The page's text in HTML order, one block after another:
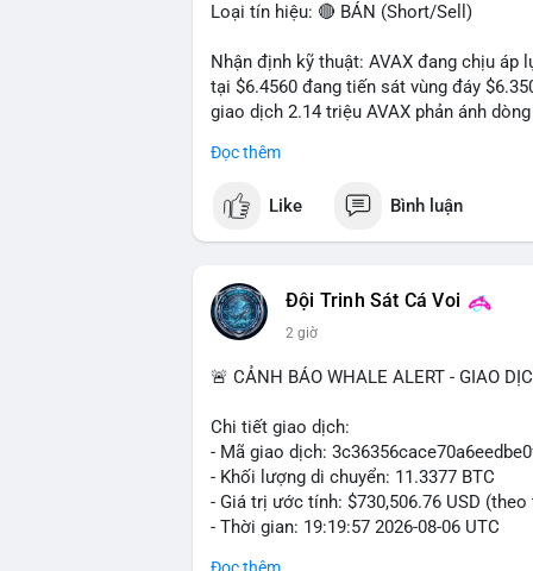
Loại tín hiệu: 🔴 BÁN (Short/Sell)
Nhận định kỹ thuật: AVAX đang chịu áp
tại $6.4560 đang tiến sát vùng đáy
giao dịch 2.14 triệu AVAX phản ánh
- Vùng Entry: $6.4500 - $6.4800
- Mục tiêu chốt lời (Take Profit - TP):
Lời khuyên quản trị vốn: Khối lượng lệnh
sau khi vào lệnh để bảo vệ tài khoản
#shortavax #avax6450 #bearishavax
Đọc thêm
Like Bình luận
Đội Trinh Sát Cá Voi
2 giờ
🚨 CẢNH BÁO WHALE ALERT - GIAO
Chi tiết giao dịch:
- Mã giao dịch:
- Khối lượng di chuyển: 11.3377 BTC
- Giá trị ước tính: $730,506.76 USD (theo
- Thời gian: 19:19:57 2026-08-06 UTC